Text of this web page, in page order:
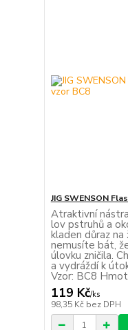
JIG SWENSON
Atraktivní
lov pstruhů a
kladen důraz
nemusíte bát,
úlovku zničila.
a vydráždí k
Vzor: BC8
119 Kč/ks
98,35 Kč bez DPH